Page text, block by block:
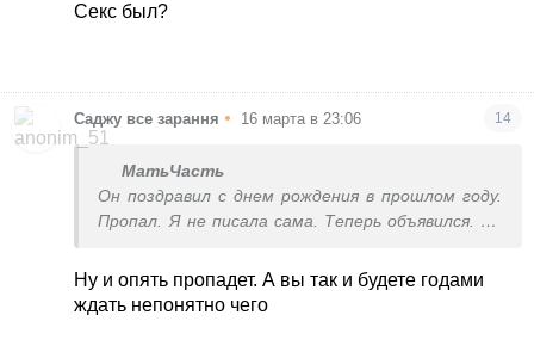
Секс был?
Саджу все зарання • 16 марта в 23:06 14
МатьЧасть
Он поздравил с днем рождения в прошлом году.
Пропал. Я не писала сама. Теперь объявился. До
Ну и опять пропадет. А вы так и будете годами
ждать непонятно чего